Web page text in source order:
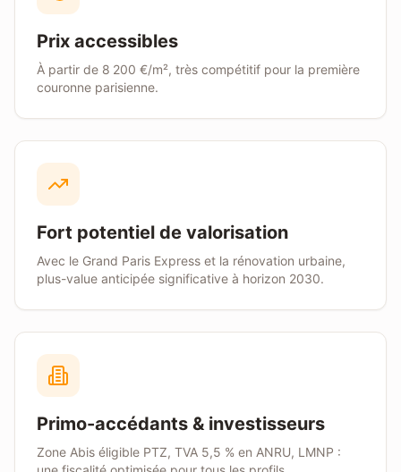
Prix accessibles
À partir de 8 200 €/m², très compétitif pour la première
couronne parisienne.
Fort potentiel de valorisation
Avec le Grand Paris Express et la rénovation urbaine,
plus-value anticipée significative à horizon 2030.
Primo-accédants & investisseurs
Zone Abis éligible PTZ, TVA 5,5 % en ANRU, LMNP :